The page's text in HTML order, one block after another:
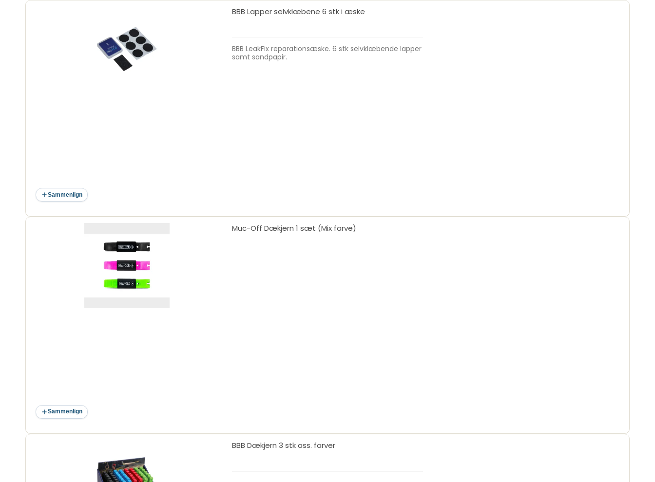
Sammenlign
BBB Lapper selvklæbene 6 stk i æske
BBB LeakFix reparationsæske. 6 stk selvklæbende lapper
samt sandpapir.
Sammenlign
Muc-Off Dækjern 1 sæt (Mix farve)
BBB Dækjern 3 stk ass. farver